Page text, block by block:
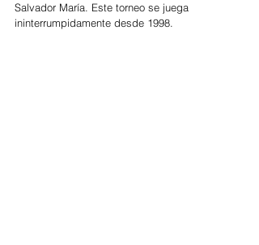
Salvador María. Este torneo se juega
ininterrumpidamente desde 1998.